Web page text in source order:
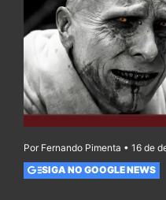
Por Fernando Pimenta • 16 de
SIGA NO GOOGLE NEWS